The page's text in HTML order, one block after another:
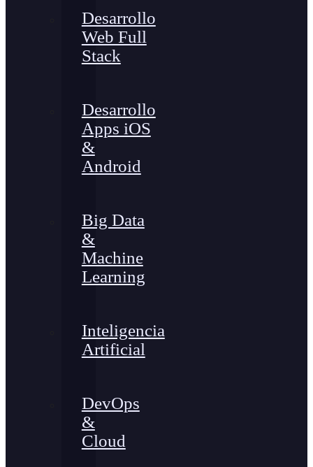
Desarrollo
Web Full
Stack
Desarrollo
Apps iOS
&
Android
Big Data
&
Machine
Learning
Inteligencia
Artificial
DevOps
&
Cloud